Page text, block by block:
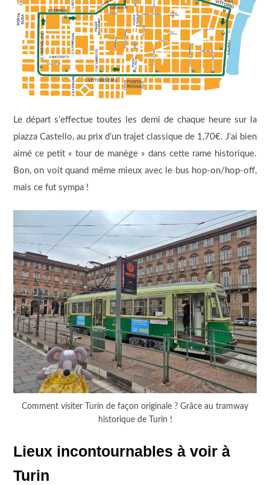
Le départ s’effectue toutes les demi de chaque heure sur la
piazza Castello, au prix d’un trajet classique de 1,70€. J’ai bien
aimé ce petit « tour de manège » dans cette rame historique.
Bon, on voit quand même mieux avec le bus hop-on/hop-off,
mais ce fut sympa !
Comment visiter Turin de façon originale ? Grâce au tramway
historique de Turin !
Lieux incontournables à voir à
Turin